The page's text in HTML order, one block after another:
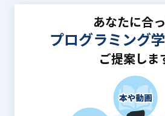
あなたに合
プログラミング
ご提案しま